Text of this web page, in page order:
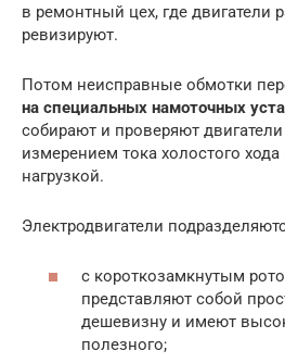
в ремонтный цех, где двигатели
ревизируют.
Потом неисправные обмотки
на специальных намоточных
собирают и проверяют
измерением тока холостого
нагрузкой.
Электродвигатели
с короткозамкнутым
представляют собой
дешевизну и имеют
полезного;